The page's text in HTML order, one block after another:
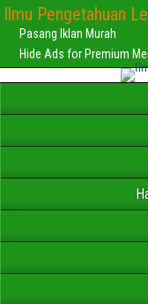
Ilmu Pengetahuan
Pasang Iklan Murah
Hide Ads for Premium